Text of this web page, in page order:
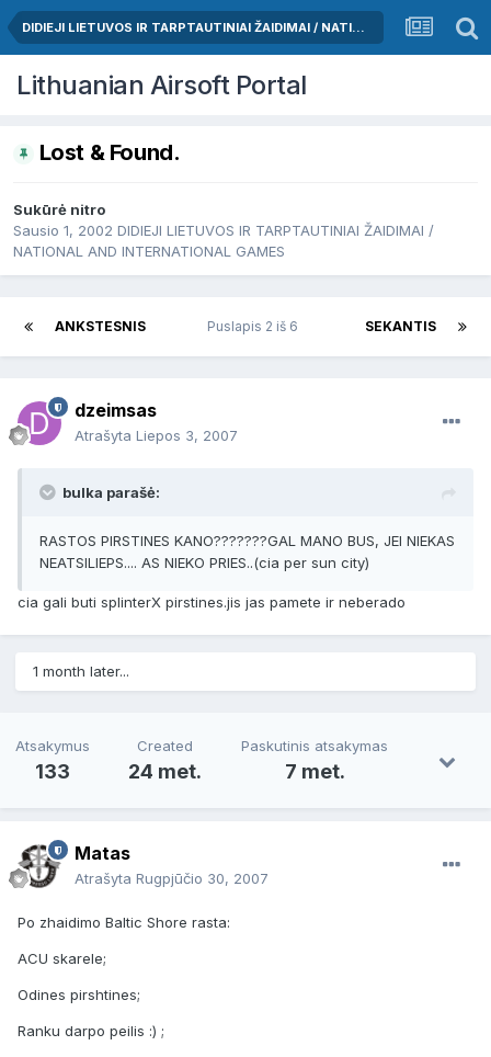
DIDIEJI LIETUVOS IR TARPTAUTINIAI ŽAIDIMAI / NATIONAL AND INTERNATIONAL GAMES
Lithuanian Airsoft Portal
Lost & Found.
Sukūrė nitro
Sausio 1, 2002 DIDIEJI LIETUVOS IR TARPTAUTINIAI ŽAIDIMAI /
NATIONAL AND INTERNATIONAL GAMES
ANKSTESNIS SEKANTIS
Puslapis 2 iš 6
dzeimsas
Atrašyta Liepos 3, 2007
bulka parašė:
RASTOS PIRSTINES KANO???????GAL MANO BUS, JEI NIEKAS
NEATSILIEPS.... AS NIEKO PRIES..(cia per sun city)
cia gali buti splinterX pirstines.jis jas pamete ir neberado
1 month later...
Atsakymus
133
Created
24 met.
Paskutinis atsakymas
7 met.
Matas
Atrašyta Rugpjūčio 30, 2007
Po zhaidimo Baltic Shore rasta:
ACU skarele;
Odines pirshtines;
Ranku darpo peilis :) ;